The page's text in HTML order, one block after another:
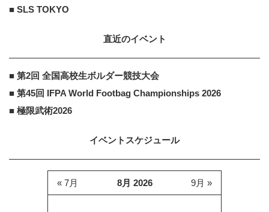
■ SLS TOKYO
直近のイベント
■ 第2回 全国高校生ボルダー競技大会
■ 第45回 IFPA World Footbag Championships 2026
■ 極限武術2026
イベントスケジュール
8月 2026
« 7月 9月 »